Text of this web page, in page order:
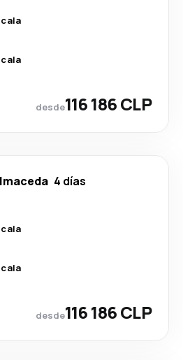
desde116 186 CLP
4 días
desde116 186 CLP